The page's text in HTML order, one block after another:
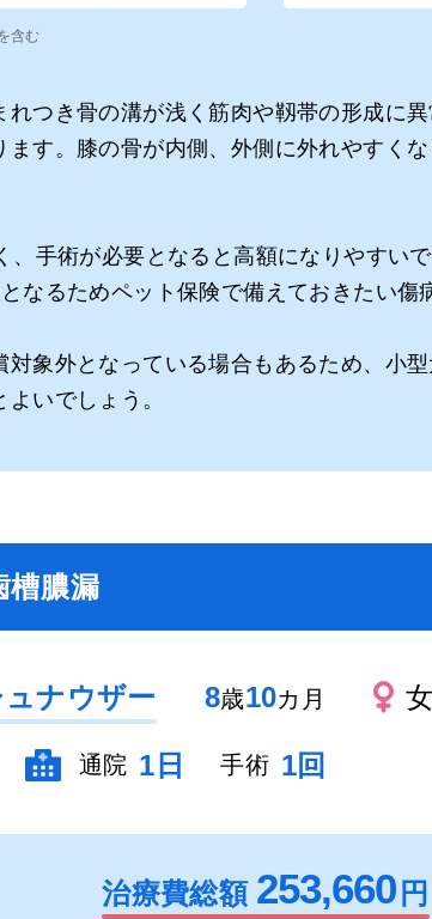
含む
れつき骨の溝が浅く筋肉や靱帯の形成に
す。膝の骨が内側、外側に外れやすく
、手術が必要となると高額になりやすい
なるためペット保険で備えておきたい傷
象外となっている場合もあるため、小
いでしょう。
槽膿漏
ュナウザー 8歳10カ月
通院 1日 手術 1回
治療費総額 253,660 円